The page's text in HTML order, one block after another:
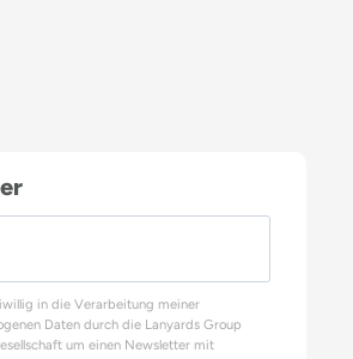
in die Verarbeitung meiner
Daten durch die Lanyards Group
um einen Newsletter mit